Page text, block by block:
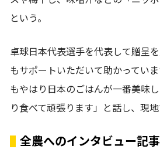
という。
卓球日本代表選手を代表して贈呈
もサポートいただいて助かってい
もやはり日本のごはんが一番美味
り食べて頑張ります」と話し、現地
全農へのインタビュー記